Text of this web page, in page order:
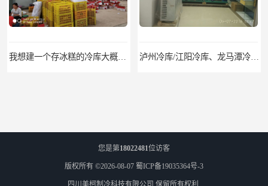
我想建一个存冰糕的冷库大概10平方米 需要价格 泸州冷库/江阳冷库、龙马潭冷库、纳溪冷库、泸县冷库、合江冷库、叙永冷库、古蔺冷库
您是第18022481位访客
版权所有 ©2026-08-07 蜀ICP备19035364号-3
四川美柯制冷科技有限公司 保留所有权利.